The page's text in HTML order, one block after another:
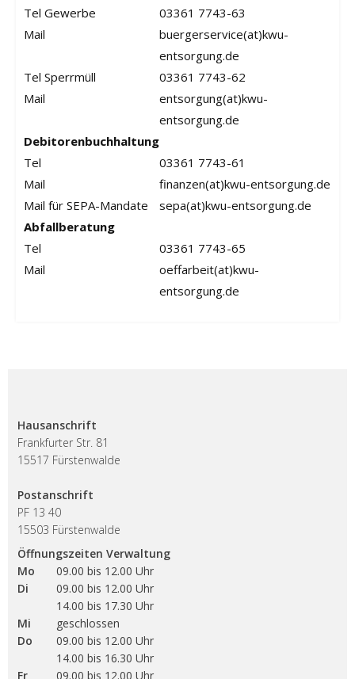
Tel Gewerbe
03361 7743-63
Mail
buergerservice(at)kwu-
entsorgung.de
Tel Sperrmüll
03361 7743-62
Mail
entsorgung(at)kwu-
entsorgung.de
Debitorenbuchhaltung
Tel
03361 7743-61
Mail
finanzen(at)kwu-entsorgung.de
Mail für SEPA-Mandate
sepa(at)kwu-entsorgung.de
Abfallberatung
Tel
03361 7743-65
Mail
oeffarbeit(at)kwu-
entsorgung.de
Hausanschrift
Frankfurter Str. 81
15517 Fürstenwalde
Postanschrift
PF 13 40
15503 Fürstenwalde
Öffnungszeiten Verwaltung
Mo
09.00 bis 12.00 Uhr
Di
09.00 bis 12.00 Uhr
14.00 bis 17.30 Uhr
Mi
geschlossen
Do
09.00 bis 12.00 Uhr
14.00 bis 16.30 Uhr
Fr
09.00 bis 12.00 Uhr